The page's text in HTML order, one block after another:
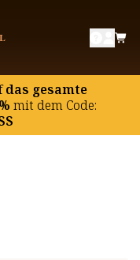
das gesamte
mit dem Code:
Körper
der
Haushalt